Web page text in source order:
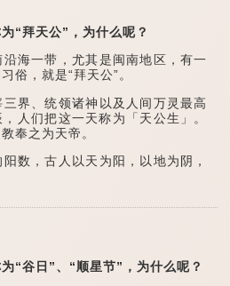
拜天公”，为什么呢？
一带，尤其是闽南地区，有一
俗，就是“拜天公”。
、统领诸神以及人间万灵最高
人们把这一天称为「天公生」。
奉之为天帝。
，古人以天为阳，以地为阴，
谷日”、“顺星节”，为什么呢？